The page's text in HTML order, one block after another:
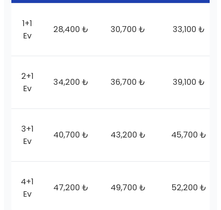
1+1
Ev
28,400 ₺ 30,700 ₺ 33,100 ₺
2+1
Ev
34,200 ₺ 36,700 ₺ 39,100 ₺
3+1
Ev
40,700 ₺ 43,200 ₺ 45,700 ₺
4+1
Ev
47,200 ₺ 49,700 ₺ 52,200 ₺